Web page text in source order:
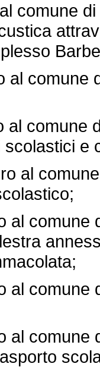
comune
al comune
al comune
e
al
al
al
al comune